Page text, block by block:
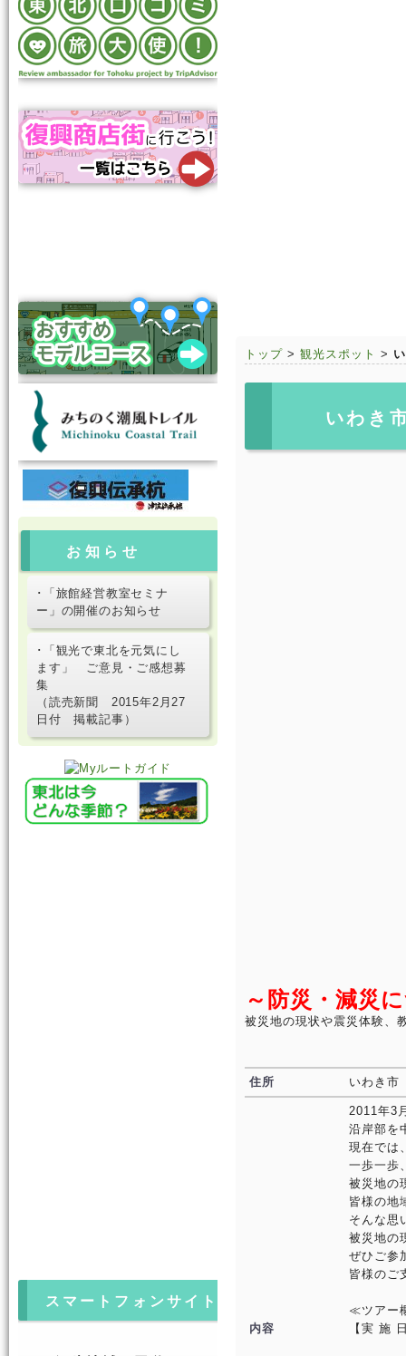
お知らせ
･「旅館経営教室セミナ
ー」の開催のお知らせ
･「観光で東北を元気にし
ます」 ご意見・ご感想募
集
（読売新聞 2015年2月27
日付 掲載記事）
スマートフォンサイト
トップ > 観光スポット >
いわき
～防災・減災
被災地の現状や震災体験、
住所 いわき市
内容
2011年3
沿岸部を
現在では
一歩一歩
被災地の
皆様の地
そんな思
被災地の
ぜひご参
皆様のご
≪ツアー
【実 施